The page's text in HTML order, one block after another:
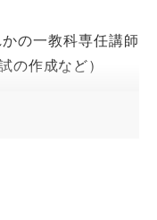
」など、講師を志
れません。
まだ見ぬ業界・仕
。多様性を求める
あっても、入社後
の一教科専任講師
の作成など）
、模試の作成業務